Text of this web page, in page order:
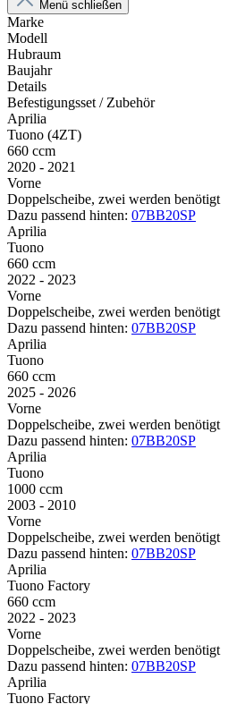
Menü schließen
Marke
Modell
Hubraum
Baujahr
Details
Befestigungsset / Zubehör
Aprilia
Tuono (4ZT)
660 ccm
2020 - 2021
Vorne
Doppelscheibe, zwei werden benötigt
Dazu passend hinten: 07BB20SP
Aprilia
Tuono
660 ccm
2022 - 2023
Vorne
Doppelscheibe, zwei werden benötigt
Dazu passend hinten: 07BB20SP
Aprilia
Tuono
660 ccm
2025 - 2026
Vorne
Doppelscheibe, zwei werden benötigt
Dazu passend hinten: 07BB20SP
Aprilia
Tuono
1000 ccm
2003 - 2010
Vorne
Doppelscheibe, zwei werden benötigt
Dazu passend hinten: 07BB20SP
Aprilia
Tuono Factory
660 ccm
2022 - 2023
Vorne
Doppelscheibe, zwei werden benötigt
Dazu passend hinten: 07BB20SP
Aprilia
Tuono Factory